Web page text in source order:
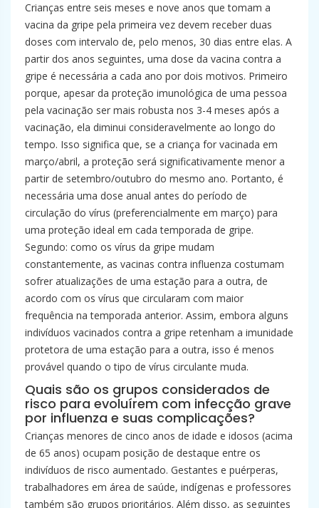
Crianças entre seis meses e nove anos que tomam a
vacina da gripe pela primeira vez devem receber duas
doses com intervalo de, pelo menos, 30 dias entre elas. A
partir dos anos seguintes, uma dose da vacina contra a
gripe é necessária a cada ano por dois motivos. Primeiro
porque, apesar da proteção imunológica de uma pessoa
pela vacinação ser mais robusta nos 3-4 meses após a
vacinação, ela diminui consideravelmente ao longo do
tempo. Isso significa que, se a criança for vacinada em
março/abril, a proteção será significativamente menor a
partir de setembro/outubro do mesmo ano. Portanto, é
necessária uma dose anual antes do período de
circulação do vírus (preferencialmente em março) para
uma proteção ideal em cada temporada de gripe.
Segundo: como os vírus da gripe mudam
constantemente, as vacinas contra influenza costumam
sofrer atualizações de uma estação para a outra, de
acordo com os vírus que circularam com maior
frequência na temporada anterior. Assim, embora alguns
indivíduos vacinados contra a gripe retenham a imunidade
protetora de uma estação para a outra, isso é menos
provável quando o tipo de vírus circulante muda.
Quais são os grupos considerados de
risco para evoluírem com infecção grave
por influenza e suas complicações?
Crianças menores de cinco anos de idade e idosos (acima
de 65 anos) ocupam posição de destaque entre os
indivíduos de risco aumentado. Gestantes e puérperas,
trabalhadores em área de saúde, indígenas e professores
também são grupos prioritários. Além disso, as seguintes